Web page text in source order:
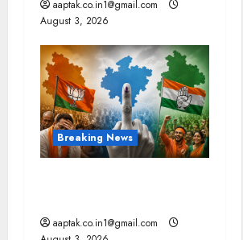
aaptak.co.in1@gmail.com
August 3, 2026
Breaking News
aaptak.co.in1@gmail.com